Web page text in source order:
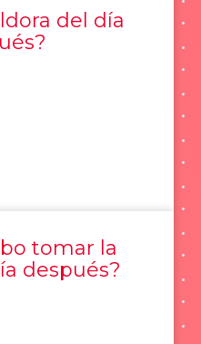
del día
tomar la
después?